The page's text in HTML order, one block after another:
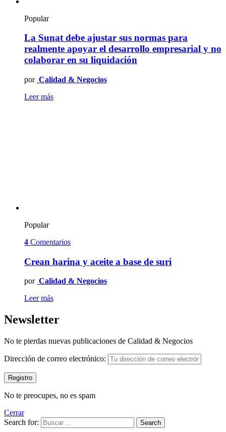
Popular
La Sunat debe ajustar sus normas para
realmente apoyar el desarrollo empresarial y no
colaborar en su liquidación
por Calidad & Negocios
Leer más
Popular
4 Comentarios
Crean harina y aceite a base de suri
por Calidad & Negocios
Leer más
Newsletter
No te pierdas nuevas publicaciones de Calidad & Negocios
Dirección de correo electrónico:
No te preocupes, no es spam
Cerrar
Search for:
Search